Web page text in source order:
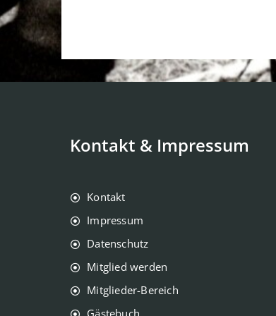
Kontakt & Impressum
Kontakt
Impressum
Datenschutz
Mitglied werden
Mitglieder-Bereich
Gästebuch